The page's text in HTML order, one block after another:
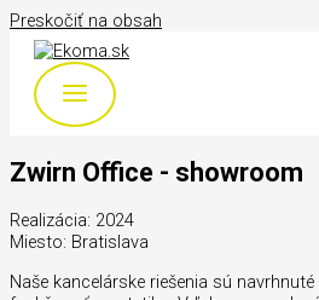
Preskočiť na obsah
Zwirn Office - showroom
Realizácia: 2024
Miesto: Bratislava
Naše kancelárske riešenia sú